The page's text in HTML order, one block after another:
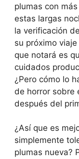
plumas con
estas largas
la verificación
su próximo
que notará es
cuidados
¿Pero cómo lo
de horror sobre
después del
¿Así que es
simplemente
plumas nueva?